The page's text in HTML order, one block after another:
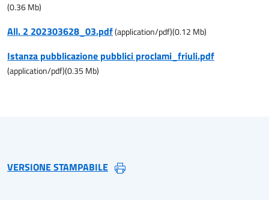
(0.36Mb)
All. 2 202303628_03.pdf(application/pdf)(0.12 Mb)
Istanza pubblicazione pubblici proclami_friuli.pdf
(application/pdf)(0.35 Mb)
VERSIONE STAMPABILE